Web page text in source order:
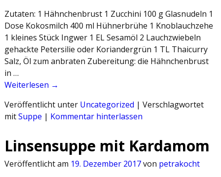
Zutaten: 1 Hähnchenbrust 1 Zucchini 100 g Glasnudeln 1
Dose Kokosmilch 400 ml Hühnerbrühe 1 Knoblauchzehe
1 kleines Stück Ingwer 1 EL Sesamöl 2 Lauchzwiebeln
gehackte Petersilie oder Koriandergrün 1 TL Thaicurry
Salz, Öl zum anbraten Zubereitung: die Hähnchenbrust
in …
Weiterlesen →
Veröffentlicht unter Uncategorized | Verschlagwortet
mitSuppe | Kommentar hinterlassen
Linsensuppe mit Kardamom
Veröffentlicht am 19. Dezember 2017von petrakocht